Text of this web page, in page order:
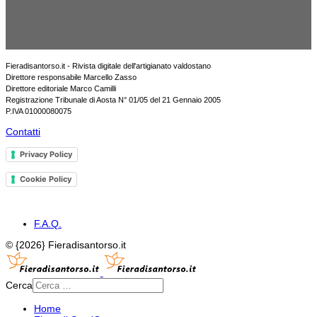
Fieradisantorso.it - Rivista digitale dell'artigianato valdostano
Direttore responsabile Marcello Zasso
Direttore editoriale Marco Camilli
Registrazione Tribunale di Aosta N° 01/05 del 21 Gennaio 2005
P.IVA 01000080075
Contatti
Privacy Policy
Cookie Policy
F.A.Q.
© {2026} Fieradisantorso.it
Cerca
Home